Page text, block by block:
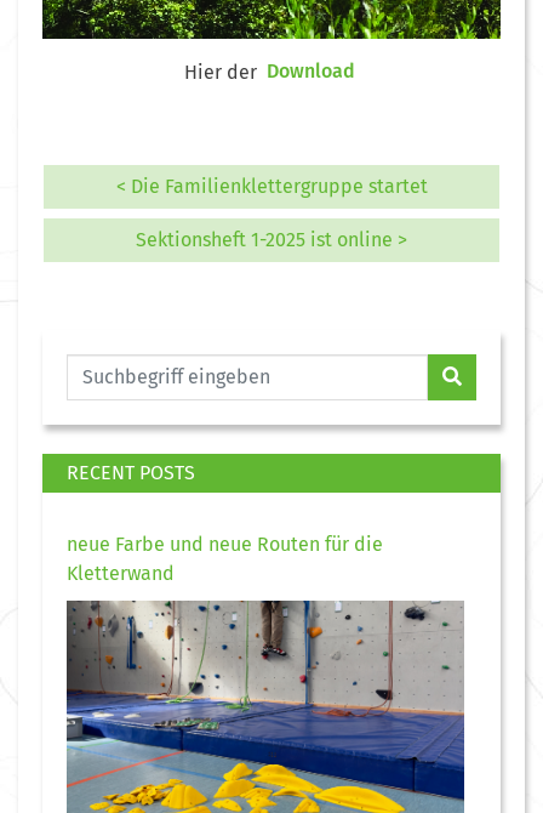
Hier der Download
< Die Familienklettergruppe startet
Sektionsheft 1-2025 ist online >
RECENT POSTS
neue Farbe und neue Routen für die
Kletterwand